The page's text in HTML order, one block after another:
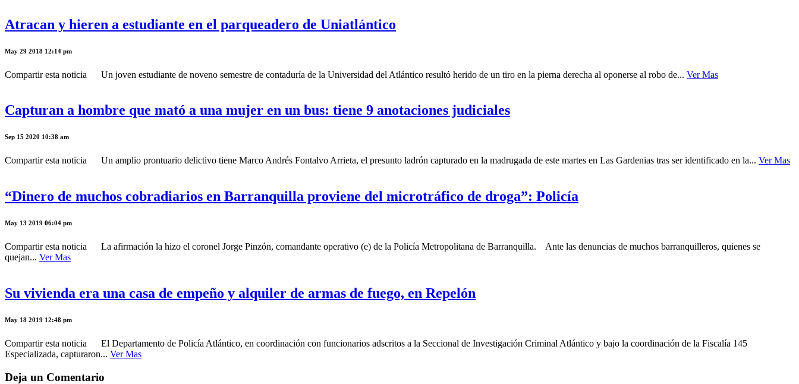
Atracan y hieren a estudiante en el parqueadero de Uniatlántico
May 29 2018 12:14 pm
Compartir esta noticia Un joven estudiante de noveno semestre de contaduría de la Universidad del Atlántico resultó herido de un tiro en la pierna derecha al oponerse al robo de... Ver Mas
Capturan a hombre que mató a una mujer en un bus: tiene 9 anotaciones judiciales
Sep 15 2020 10:38 am
Compartir esta noticia Un amplio prontuario delictivo tiene Marco Andrés Fontalvo Arrieta, el presunto ladrón capturado en la madrugada de este martes en Las Gardenias tras ser identificado en la... Ver Mas
“Dinero de muchos cobradiarios en Barranquilla proviene del microtráfico de droga”: Policía
May 13 2019 06:04 pm
Compartir esta noticia La afirmación la hizo el coronel Jorge Pinzón, comandante operativo (e) de la Policía Metropolitana de Barranquilla. Ante las denuncias de muchos barranquilleros, quienes se
quejan... Ver Mas
Su vivienda era una casa de empeño y alquiler de armas de fuego, en Repelón
May 18 2019 12:48 pm
Compartir esta noticia El Departamento de Policía Atlántico, en coordinación con funcionarios adscritos a la Seccional de Investigación Criminal Atlántico y bajo la coordinación de la Fiscalía 145
Especializada, capturaron... Ver Mas
Deja un Comentario